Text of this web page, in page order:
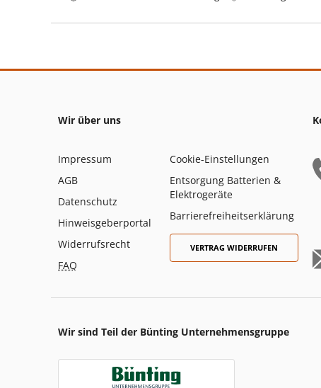
Wir über uns
Impressum
AGB
Datenschutz
Hinweisgeberportal
Widerrufsrecht
FAQ
Cookie-Einstellungen
Entsorgung Batterien &
Elektrogeräte
Barrierefreiheitserklärung
VERTRAG WIDERRUFEN
Wir sind Teil der Bünting Unternehmensgruppe